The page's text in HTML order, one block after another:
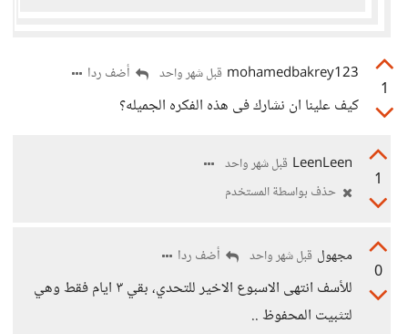
1
mohamedbakrey123 قبل شهر واحد أضف ردا
كيف علينا ان نشارك فى هذه الفكره الجميله؟
1
LeenLeen قبل شهر واحد
حذف بواسطة المستخدم
0
مجهول قبل شهر واحد أضف ردا
للأسف انتهى الاسبوع الاخير للتحدي، بقي ٣ ايام فقط وهي
لتثبيت المحفوظ ..